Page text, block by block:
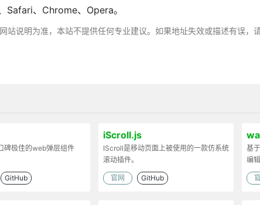
Safari、Chrome、Opera。
站说明为准，本站不提供任何专业建议。如果地址失效或描述有误，
碑极佳的web弹层组件
GitHub
iScroll.js
IScroll是移动页面上被使用的一款仿系统
滚动插件。
官网 GitHub
基
编